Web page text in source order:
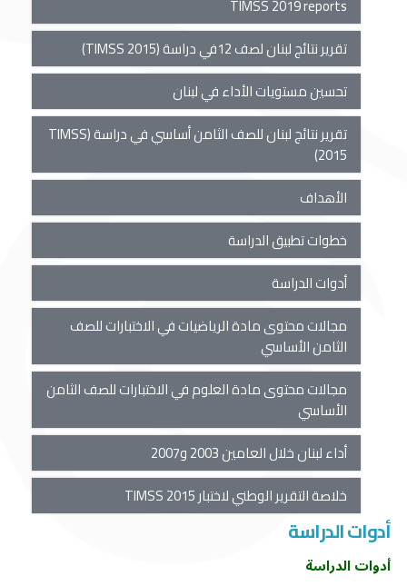
TIMSS 2019 reports
تقرير نتائج لبنان لصف 12في دراسة (TIMSS 2015)
تحسين مستويات الأداء في لبنان
تقرير نتائج لبنان للصف الثامن أساسي في دراسة (TIMSS
2015)
الأهداف
خطوات تطبيق الدراسة
أدوات الدراسة
مجالات محتوى مادة الرياضيات في الاختبارات للصف
الثامن الأساسي
مجالات محتوى مادة العلوم في الاختبارات للصف الثامن
الأساسي
أداء لبنان خلال العامين 2003 و2007
خلاصة التقرير الوطني لاختبار TIMSS 2015
أدوات الدراسة
أدوات الدراسة